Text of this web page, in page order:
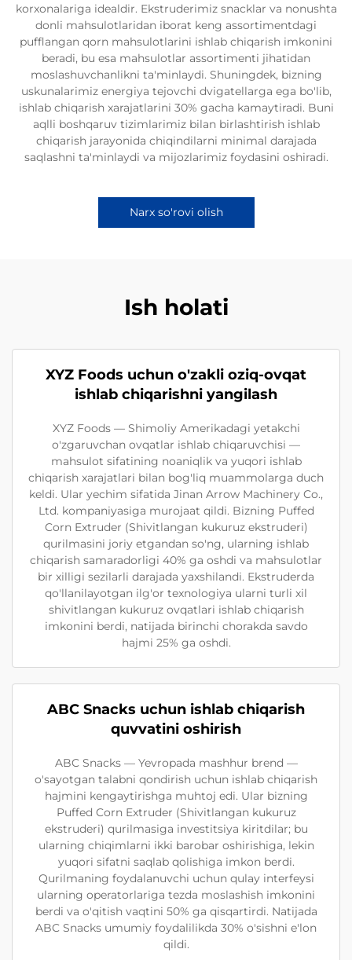
korxonalariga idealdir. Ekstruderimiz snacklar va nonushta
donli mahsulotlaridan iborat keng assortimentdagi
pufflangan qorn mahsulotlarini ishlab chiqarish imkonini
beradi, bu esa mahsulotlar assortimenti jihatidan
moslashuvchanlikni ta'minlaydi. Shuningdek, bizning
uskunalarimiz energiya tejovchi dvigatellarga ega bo'lib,
ishlab chiqarish xarajatlarini 30% gacha kamaytiradi. Buni
aqlli boshqaruv tizimlarimiz bilan birlashtirish ishlab
chiqarish jarayonida chiqindilarni minimal darajada
saqlashni ta'minlaydi va mijozlarimiz foydasini oshiradi.
Narx so'rovi olish
Ish holati
XYZ Foods uchun o'zakli oziq-ovqat
ishlab chiqarishni yangilash
XYZ Foods — Shimoliy Amerikadagi yetakchi
o'zgaruvchan ovqatlar ishlab chiqaruvchisi —
mahsulot sifatining noaniqlik va yuqori ishlab
chiqarish xarajatlari bilan bog'liq muammolarga duch
keldi. Ular yechim sifatida Jinan Arrow Machinery Co.,
Ltd. kompaniyasiga murojaat qildi. Bizning Puffed
Corn Extruder (Shivitlangan kukuruz ekstruderi)
qurilmasini joriy etgandan so'ng, ularning ishlab
chiqarish samaradorligi 40% ga oshdi va mahsulotlar
bir xilligi sezilarli darajada yaxshilandi. Ekstruderda
qo'llanilayotgan ilg'or texnologiya ularni turli xil
shivitlangan kukuruz ovqatlari ishlab chiqarish
imkonini berdi, natijada birinchi chorakda savdo
hajmi 25% ga oshdi.
ABC Snacks uchun ishlab chiqarish
quvvatini oshirish
ABC Snacks — Yevropada mashhur brend —
o'sayotgan talabni qondirish uchun ishlab chiqarish
hajmini kengaytirishga muhtoj edi. Ular bizning
Puffed Corn Extruder (Shivitlangan kukuruz
ekstruderi) qurilmasiga investitsiya kiritdilar; bu
ularning chiqimlarni ikki barobar oshirishiga, lekin
yuqori sifatni saqlab qolishiga imkon berdi.
Qurilmaning foydalanuvchi uchun qulay interfeysi
ularning operatorlariga tezda moslashish imkonini
berdi va o'qitish vaqtini 50% ga qisqartirdi. Natijada
ABC Snacks umumiy foydalilikda 30% o'sishni e'lon
qildi.